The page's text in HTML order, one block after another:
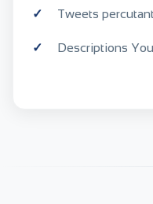
Tweets
Descriptions